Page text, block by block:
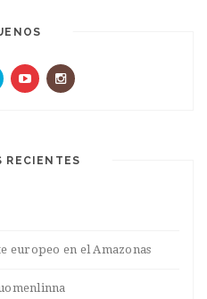
RECIENTES
europeo en el Amazonas